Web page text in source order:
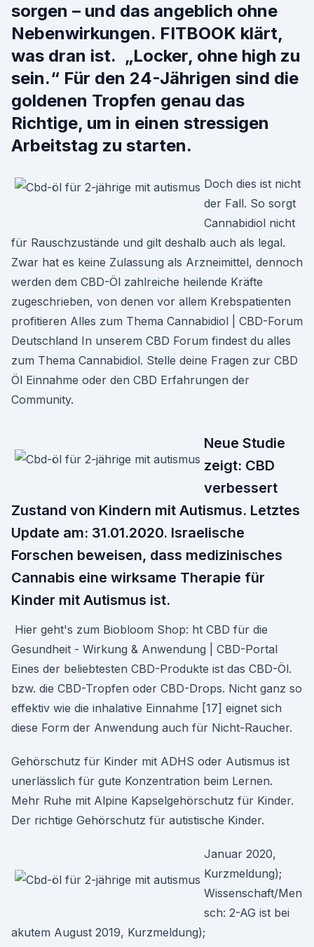
sorgen – und das angeblich ohne
Nebenwirkungen. FITBOOK klärt,
was dran ist. „Locker, ohne high zu
sein.“ Für den 24-Jährigen sind die
goldenen Tropfen genau das
Richtige, um in einen stressigen
Arbeitstag zu starten.
Doch dies ist nicht
der Fall. So sorgt
Cannabidiol nicht
für Rauschzustände und gilt deshalb auch als legal.
Zwar hat es keine Zulassung als Arzneimittel, dennoch
werden dem CBD-Öl zahlreiche heilende Kräfte
zugeschrieben, von denen vor allem Krebspatienten
profitieren Alles zum Thema Cannabidiol | CBD-Forum
Deutschland In unserem CBD Forum findest du alles
zum Thema Cannabidiol. Stelle deine Fragen zur CBD
Öl Einnahme oder den CBD Erfahrungen der
Community.
Neue Studie
zeigt: CBD
verbessert
Zustand von Kindern mit Autismus. Letztes
Update am: 31.01.2020. Israelische
Forschen beweisen, dass medizinisches
Cannabis eine wirksame Therapie für
Kinder mit Autismus ist.
️ Hier geht's zum Biobloom Shop: ht CBD für die
Gesundheit - Wirkung & Anwendung | CBD-Portal
Eines der beliebtesten CBD-Produkte ist das CBD-Öl.
bzw. die CBD-Tropfen oder CBD-Drops. Nicht ganz so
effektiv wie die inhalative Einnahme [17] eignet sich
diese Form der Anwendung auch für Nicht-Raucher.
Gehörschutz für Kinder mit ADHS oder Autismus ist
unerlässlich für gute Konzentration beim Lernen.
Mehr Ruhe mit Alpine Kapselgehörschutz für Kinder.
Der richtige Gehörschutz für autistische Kinder.
Januar 2020,
Kurzmeldung);
Wissenschaft/Men
sch: 2-AG ist bei
akutem August 2019, Kurzmeldung);